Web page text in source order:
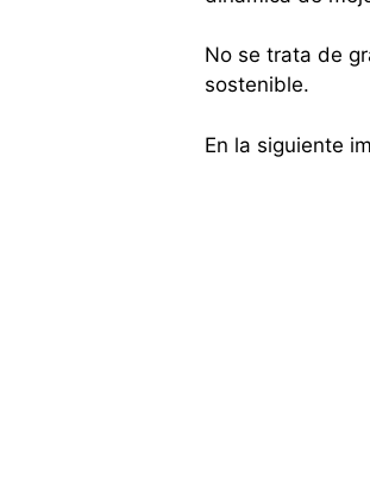
No se trata de
sostenible.
En la siguiente